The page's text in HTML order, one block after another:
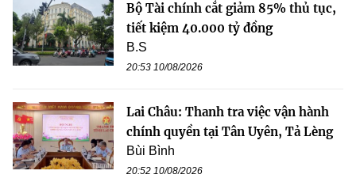
Bộ Tài chính cắt giảm 85% thủ tục,
tiết kiệm 40.000 tỷ đồng
B.S
20:53 10/08/2026
Lai Châu: Thanh tra việc vận hành
chính quyền tại Tân Uyên, Tả Lèng
Bùi Bình
20:52 10/08/2026